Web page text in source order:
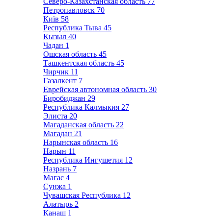
Петропавловск 70
Київ 58
Республика Тыва 45
Кызыл 40
Чадан 1
Ошская область 45
Ташкентская область 45
Чирчик 11
Газалкент 7
Еврейская автономная область 30
Биробиджан 29
Республика Калмыкия 27
Элиста 20
Магаданская область 22
Магадан 21
Нарынская область 16
Нарын 11
Республика Ингушетия 12
Назрань 7
Магас 4
Сунжа 1
Чувашская Республика 12
Алатырь 2
Канаш 1